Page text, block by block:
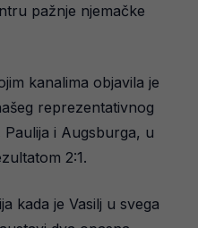
pažnje njemačke
kanalima objavila je
reprezentativnog
i Augsburga, u
2:1.
kada je Vasilj u svega